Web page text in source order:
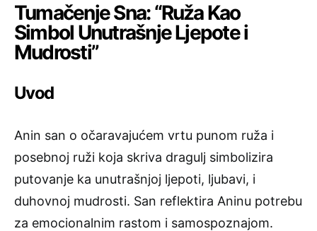
Tumačenje Sna: “Ruža Kao
Simbol Unutrašnje Ljepote i
Mudrosti”
Uvod
Anin san o očaravajućem vrtu punom ruža i
posebnoj ruži koja skriva dragulj simbolizira
putovanje ka unutrašnjoj ljepoti, ljubavi, i
duhovnoj mudrosti. San reflektira Aninu potrebu
za emocionalnim rastom i samospoznajom.